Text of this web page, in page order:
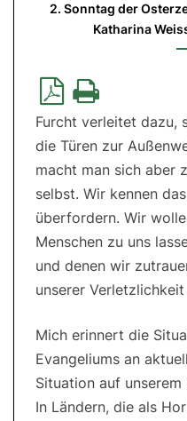
2. Sonntag der
Katharina
Furcht verleitet dazu,
die Türen zur
macht man sich aber
selbst. Wir kennen
überfordern. Wir
Menschen zu uns
und denen wir
unserer Verletzlichkeit
Mich erinnert die
Evangeliums an
Situation auf
In Ländern, die als